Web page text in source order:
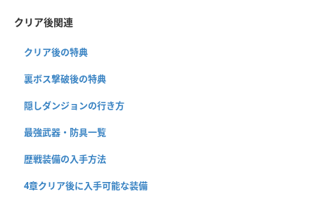
クリア後関連
クリア後の特典
裏ボス撃破後の特典
隠しダンジョンの行き方
最強武器・防具一覧
歴戦装備の入手方法
4章クリア後に入手可能な装備